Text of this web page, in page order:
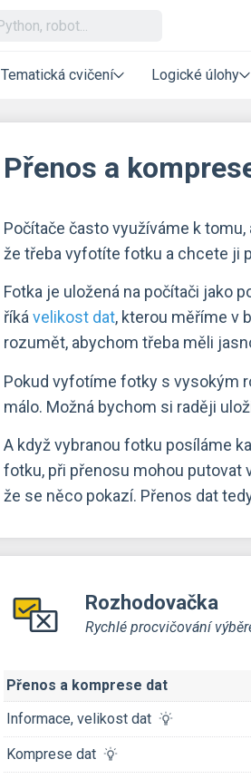
Tematická cvičení Logické úlohy
Přenos a
Počítače často využíváme k
že třeba vyfotíte fotku a chcete ji
Fotka je uložená na počítači jako
říkávelikost dat, kterou měříme v
rozumět, abychom třeba měli
Pokud vyfotíme fotky s vysokým
málo. Možná bychom si raději
A když vybranou fotku posíláme
fotku, při přenosu mohou putovat
že se něco pokazí. Přenos dat
Rozhodovačka
Rychlé procvičování
Přenos a komprese dat
Informace, velikost dat
Komprese dat